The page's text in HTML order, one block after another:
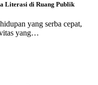
Literasi di Ruang Publik
yang serba cepat,
yang…